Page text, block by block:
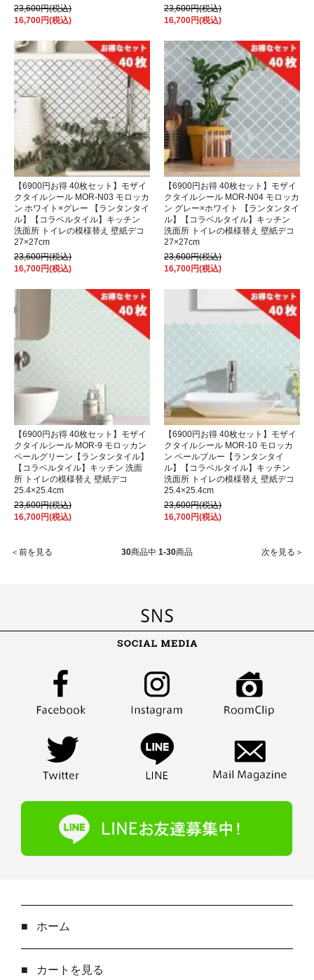
23,600円(税込)
16,700円(税込)
23,600円(税込)
16,700円(税込)
【6900円お得 40枚セット】モザイ
クタイルシール MOR-N03 モロッカ
ン ホワイト×グレー 【ランタンタイ
ル】【コラベルタイル】キッチン
洗面所 トイレの模様替え 壁紙デコ
27×27cm
23,600円(税込)
16,700円(税込)
【6900円お得 40枚セット】モザイ
クタイルシール MOR-N04 モロッカ
ン グレー×ホワイト 【ランタンタイ
ル】【コラベルタイル】キッチン
洗面所 トイレの模様替え 壁紙デコ
27×27cm
23,600円(税込)
16,700円(税込)
【6900円お得 40枚セット】モザイ
クタイルシール MOR-9 モロッカン
ペールグリーン【ランタンタイル】
【コラベルタイル】キッチン 洗面
所 トイレの模様替え 壁紙デコ
25.4×25.4cm
23,600円(税込)
16,700円(税込)
【6900円お得 40枚セット】モザイ
クタイルシール MOR-10 モロッカ
ン ペールブルー【ランタンタイ
ル】【コラベルタイル】キッチン
洗面所 トイレの模様替え 壁紙デコ
25.4×25.4cm
23,600円(税込)
16,700円(税込)
＜前を見る 30商品中 1-30商品 次を見る＞
■ ホーム
■ カートを見る